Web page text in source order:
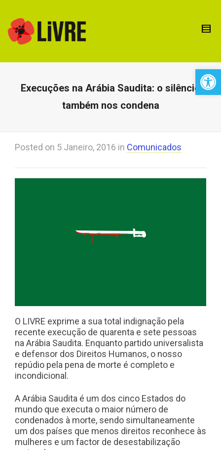
Execuções na Arábia Saudita: o silêncio
também nos condena
Posted on 5 Janeiro, 2016 in Comunicados
O LIVRE exprime a sua total indignação pela
recente execução de quarenta e sete pessoas
na Arábia Saudita. Enquanto partido universalista
e defensor dos Direitos Humanos, o nosso
repúdio pela pena de morte é completo e
incondicional.
A Arábia Saudita é um dos cinco Estados do
mundo que executa o maior número de
condenados à morte, sendo simultaneamente
um dos países que menos direitos reconhece às
mulheres e um factor de desestabilização